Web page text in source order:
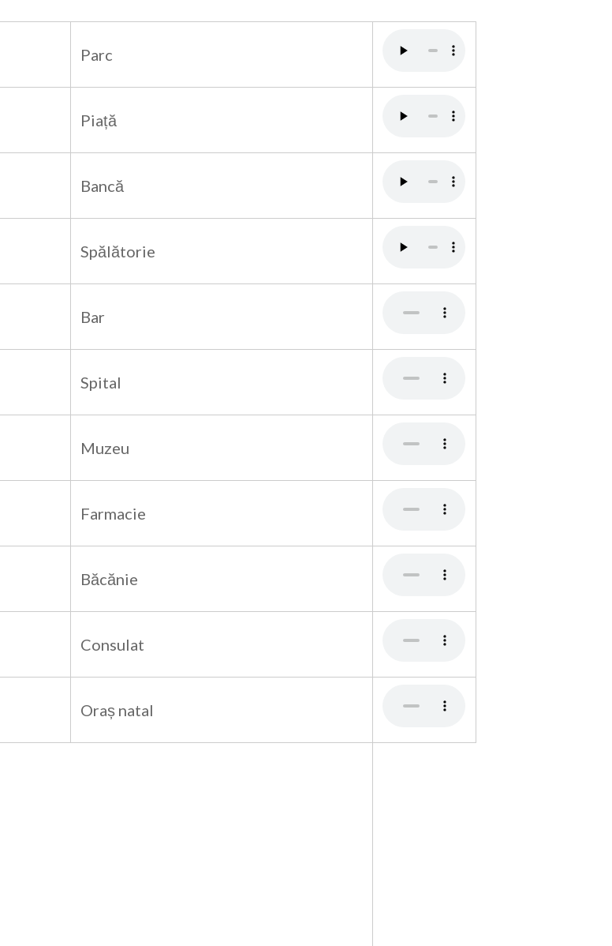
Parc
Piață
Bancă
Spălătorie
Bar
Spital
Muzeu
Farmacie
Băcănie
Consulat
Oraș natal